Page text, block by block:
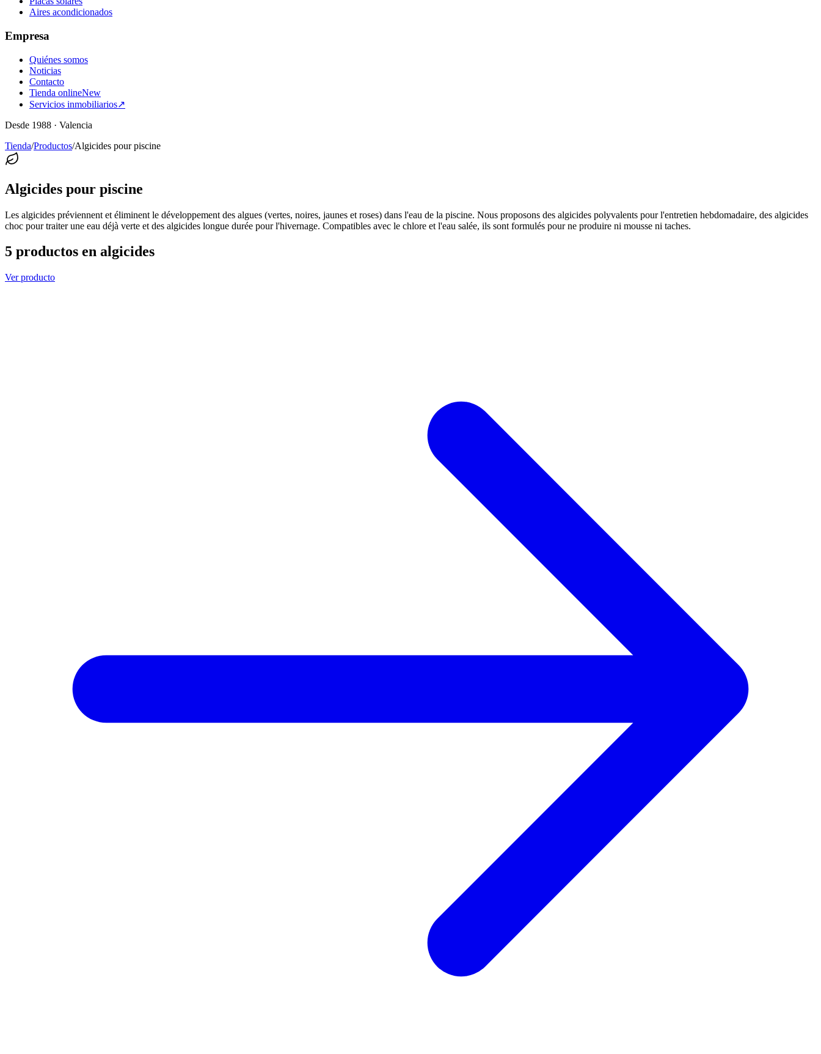
Aires acondicionados
Empresa
Quiénes somos
Noticias
Contacto
Tienda onlineNew
Servicios inmobiliarios↗
Desde 1988 · Valencia
Tienda/Productos/Algicides pour piscine
Algicides pour piscine
Les algicides préviennent et éliminent le développement des algues (vertes, noires, jaunes et roses) dans l'eau de la piscine. Nous proposons des algicides polyvalents pour l'entretien hebdomadaire, des algicides
choc pour traiter une eau déjà verte et des algicides longue durée pour l'hivernage. Compatibles avec le chlore et l'eau salée, ils sont formulés pour ne produire ni mousse ni taches.
5 productos en algicides
Ver producto